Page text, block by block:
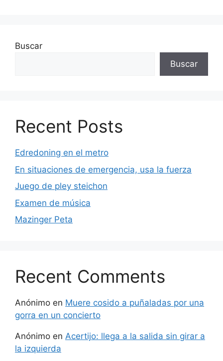
Buscar
Buscar
Recent Posts
Edredoning en el metro
En situaciones de emergencia, usa la fuerza
Juego de pley steichon
Examen de música
Mazinger Peta
Recent Comments
Anónimo en Muere cosido a puñaladas por una
gorra en un concierto
Anónimo en Acertijo: llega a la salida sin girar a
la izquierda